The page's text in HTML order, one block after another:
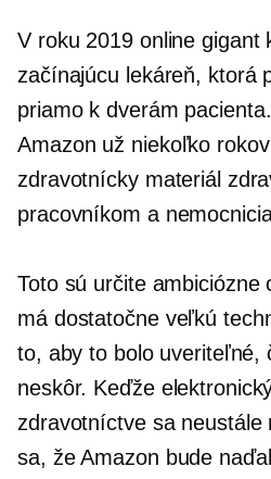
V roku 2019 online gigant
začínajúcu lekáreň, ktorá
priamo k dverám
Amazon už niekoľko
zdravotnícky materiál
pracovníkom a
Toto sú určite ambiciózne
má dostatočne veľkú
to, aby to bolo uveriteľné,
neskôr. Keďže
zdravotníctve sa neustále
sa, že Amazon bude